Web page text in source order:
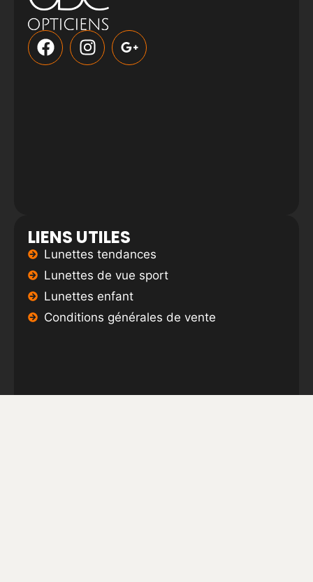
LIENS UTILES
Lunettes tendances
Lunettes de vue sport
Lunettes enfant
Conditions générales de vente